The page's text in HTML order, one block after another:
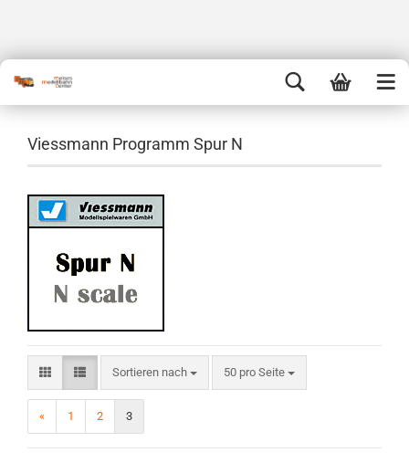
Viessmann Programm Spur N
Sortieren nach 50 pro Seite
« 1 2 3